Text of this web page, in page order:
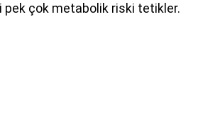
pek çok metabolik riski tetikler.